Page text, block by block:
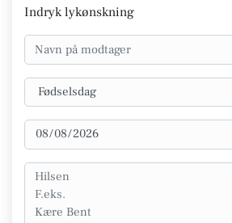
Indryk lykønskning